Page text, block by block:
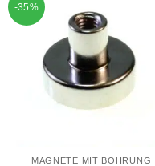
-35%
MAGNETE MIT BOHRUNG